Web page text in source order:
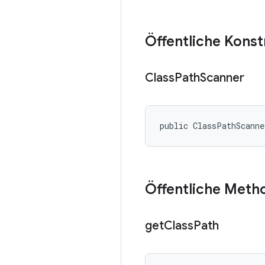
Öffentliche
ClassPathScanner
public
Öffentliche
getClassPath